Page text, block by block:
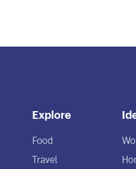
Explore
Food
Travel